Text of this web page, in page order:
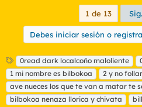
1 de 13 Sig.
Debes iniciar sesión o
E
t
i
q
u
0read dark localcoño maloliente
1 mi nombre es bilbokoa
2 y no
ave nueces los que te van a matar te
bilbokoa nenaza llorica y chivata